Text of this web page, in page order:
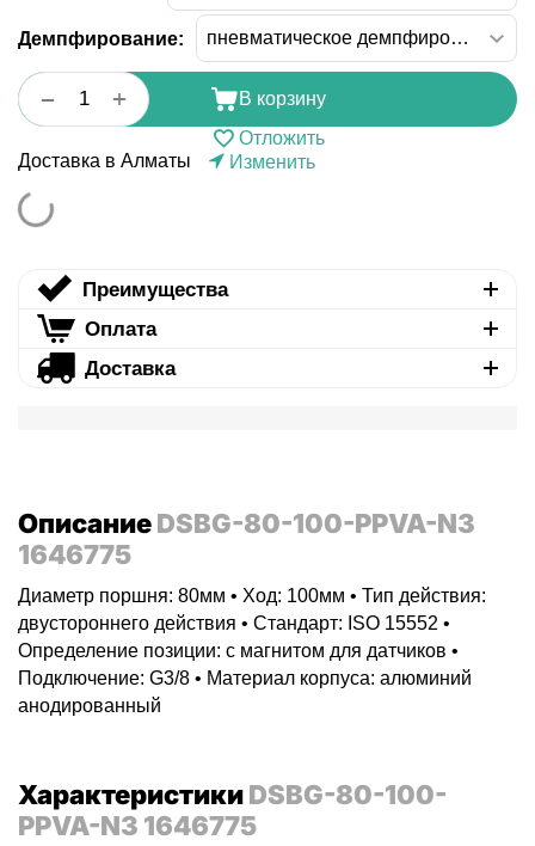
Демпфирование:
+
−
В корзину
Отложить
Доставка в Алматы
Изменить
Преимущества
Оплата
Доставка
ОписаниеDSBG-80-100-PPVA-N3
1646775
Диаметр поршня: 80мм • Ход: 100мм • Тип действия:
двустороннего действия • Стандарт: ISO 15552 •
Определение позиции: с магнитом для датчиков •
Подключение: G3/8 • Материал корпуса: алюминий
анодированный
ХарактеристикиDSBG-80-100-
PPVA-N3 1646775